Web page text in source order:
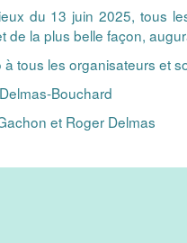
du 13 juin 2025, tous
de la plus belle façon,
tous les organisateurs et
Bouchard
et Roger Delmas